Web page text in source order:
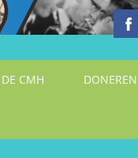
CMH DONEREN